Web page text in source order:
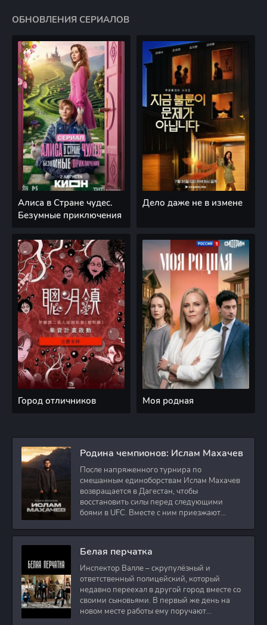
ОБНОВЛЕНИЯ СЕРИАЛОВ
Алиса в Стране чудес.
Безумные приключения
Дело даже не в измене
Город отличников Моя родная
Родина чемпионов: Ислам Махачев
После напряженного турнира по
смешанным единоборствам Ислам Махачев
возвращается в Дагестан, чтобы
восстановить силы перед следующими
боями в UFC. Вместе с ним приезжают
Белая перчатка
Инспектор Валле – скрупулёзный и
ответственный полицейский, который
недавно переехал в другой город вместе со
своими сыновьями. В первый же день на
новом месте работы ему поручают